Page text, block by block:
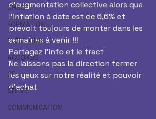
CHSCT
FORMATION
ELECTIONS
ACCORDS
CE
GREVE
COMMUNICATION
d’augmentation collective alors que
l’inflation à date est de 6,6% et
prévoit toujours de monter dans les
semaines à venir !!!
Partagez l’info et le tract
Ne laissons pas la direction fermer
les yeux sur notre réalité et pouvoir
d’achat